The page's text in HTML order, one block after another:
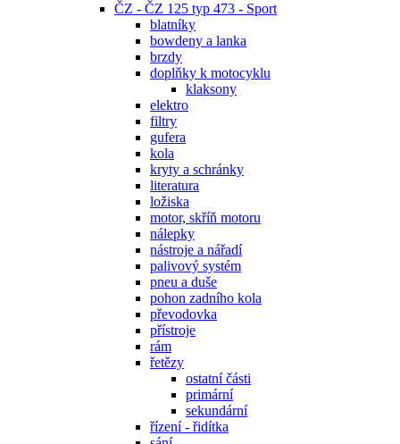
ČZ - ČZ 125 typ 473 - Sport
blatníky
bowdeny a lanka
brzdy
doplňky k motocyklu
klaksony
elektro
filtry
gufera
kola
kryty a schránky
literatura
ložiska
motor, skříň motoru
nálepky
nástroje a nářadí
palivový systém
pneu a duše
pohon zadního kola
převodovka
přístroje
rám
řetězy
ostatní části
primární
sekundární
řízení - řidítka